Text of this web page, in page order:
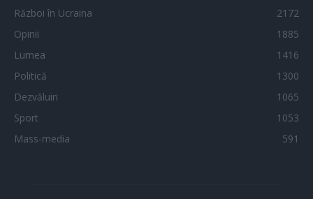
Război în Ucraina
2172
Opinii
1885
Lumea
1416
Politică
1300
Dezvăluiri
1065
Sport
1053
Mass-media
591